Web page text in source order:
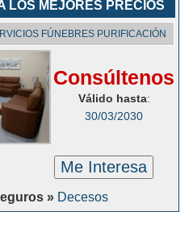
LOS MEJORES PRECIOS
FÚNEBRES PURIFICACIÓN
Consúltenos
Válido hasta:
30/03/2030
Me Interesa
» Decesos